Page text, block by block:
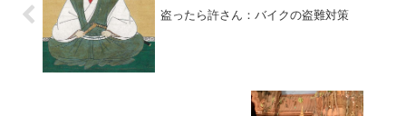
盗ったら許さん：バイクの盗難対策